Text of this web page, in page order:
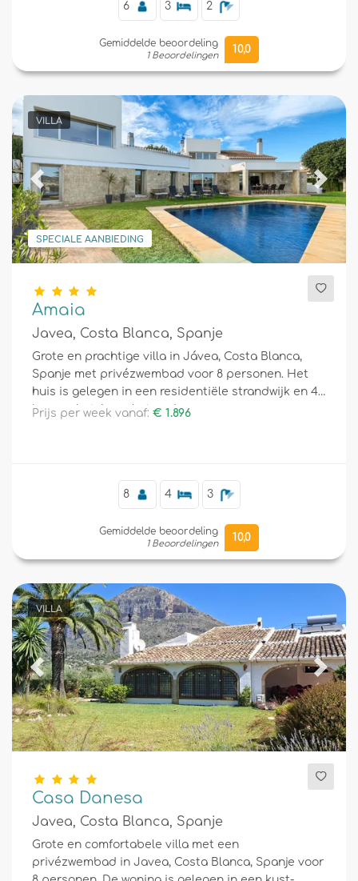
6 3 2
Gemiddelde beoordeling
1 Beoordelingen
10,0
VILLA
SPECIALE AANBIEDING
Previous Next
Amaia
Javea, Costa Blanca, Spanje
Grote en prachtige villa in Jávea, Costa Blanca,
Spanje met privézwembad voor 8 personen. Het
huis is gelegen in een residentiële strandwijk en 4
km van het Arenal-strand.
Prijs per week vanaf: € 1.896
8 4 3
Gemiddelde beoordeling
1 Beoordelingen
10,0
VILLA
Previous Next
Casa Danesa
Javea, Costa Blanca, Spanje
Grote en comfortabele villa met een
privézwembad in Javea, Costa Blanca, Spanje voor